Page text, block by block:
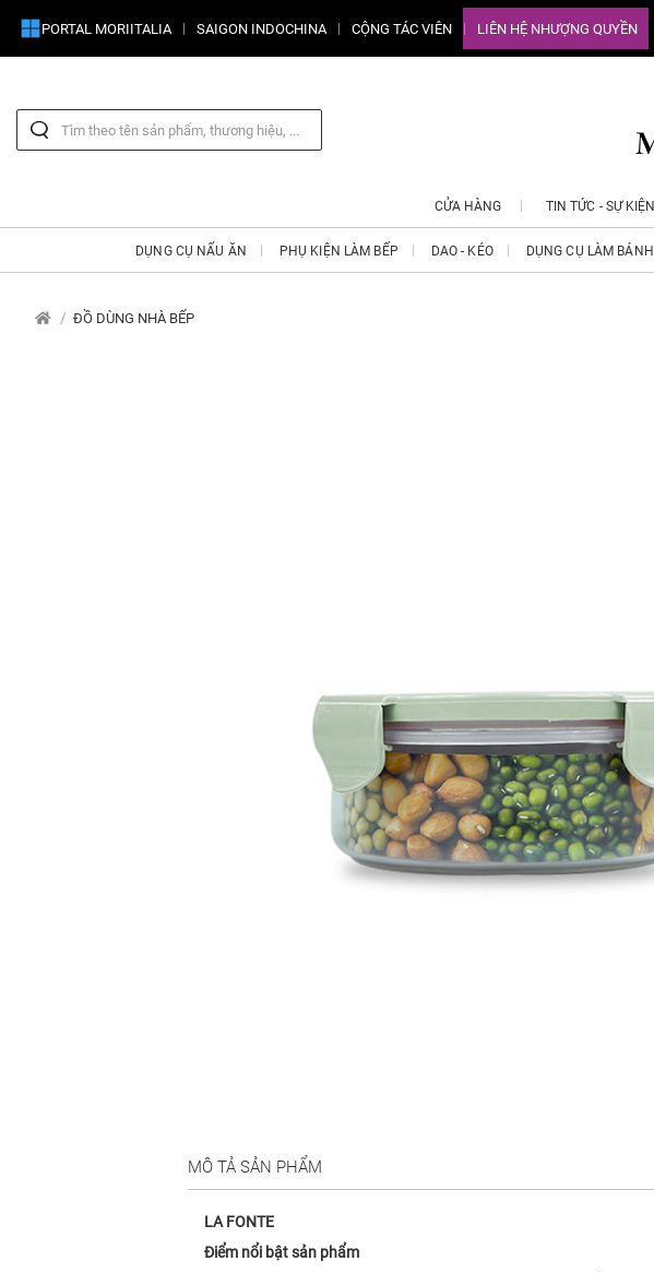
PORTAL MORIITALIA SAIGON INDOCHINA CỘNG TÁC VIÊN LIÊN HỆ NHƯỢNG QUYỀN
CỬA HÀNG TIN TỨC - SỰ KIỆN
DỤNG CỤ NẤU ĂN PHỤ KIỆN LÀM BẾP DAO - KÉO DỤNG CỤ LÀM BÁNH
ĐỒ DÙNG NHÀ BẾP
MÔ TẢ SẢN PHẨM
LA FONTE
Điểm nổi bật sản phẩm